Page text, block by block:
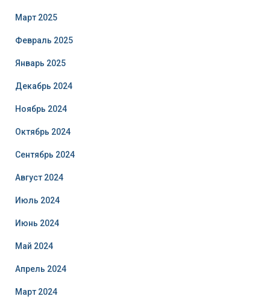
Март 2025
Февраль 2025
Январь 2025
Декабрь 2024
Ноябрь 2024
Октябрь 2024
Сентябрь 2024
Август 2024
Июль 2024
Июнь 2024
Май 2024
Апрель 2024
Март 2024